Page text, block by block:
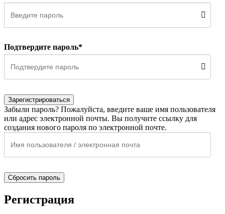
Подтвердите пароль*
Зарегистрироваться
Забыли пароль? Пожалуйста, введите ваше имя пользователя
или адрес электронной почты. Вы получите ссылку для
создания нового пароля по электронной почте.
Сбросить пароль
Регистрация